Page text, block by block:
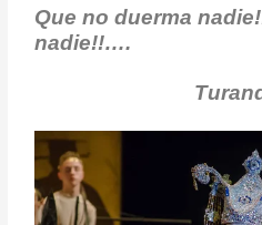
Que no duerma
nadie!!….